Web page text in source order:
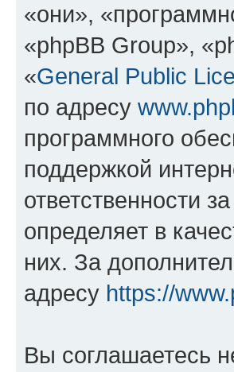
«они»,
«phpBB Group»,
«General Public
по адресу
программного
поддержкой
ответственности
определяет в
них. За
адресу https://
Вы соглашаетесь